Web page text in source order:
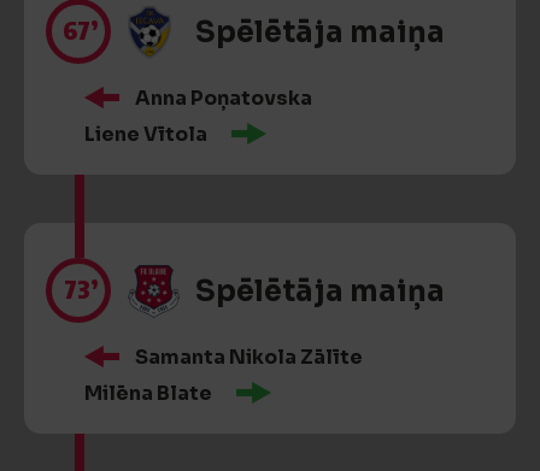
67’ Spēlētāja maiņa
Anna Poņatovska
Liene Vītola
73’ Spēlētāja maiņa
Samanta Nikola Zālīte
Milēna Blate